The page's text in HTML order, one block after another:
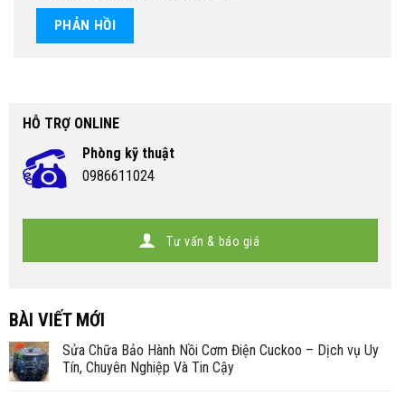
HỖ TRỢ ONLINE
Phòng kỹ thuật
0986611024
Tư vấn & báo giá
BÀI VIẾT MỚI
Sửa Chữa Bảo Hành Nồi Cơm Điện Cuckoo – Dịch vụ Uy
Tín, Chuyên Nghiệp Và Tin Cậy